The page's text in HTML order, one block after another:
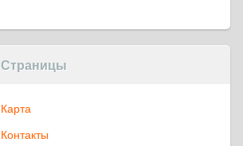
Страницы
Карта
Контакты